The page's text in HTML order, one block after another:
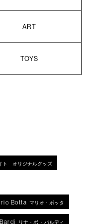
ART
TOYS
ト オリジナルグッズ
Botta マリオ・ボッタ
リナ・ボ ・バルディ